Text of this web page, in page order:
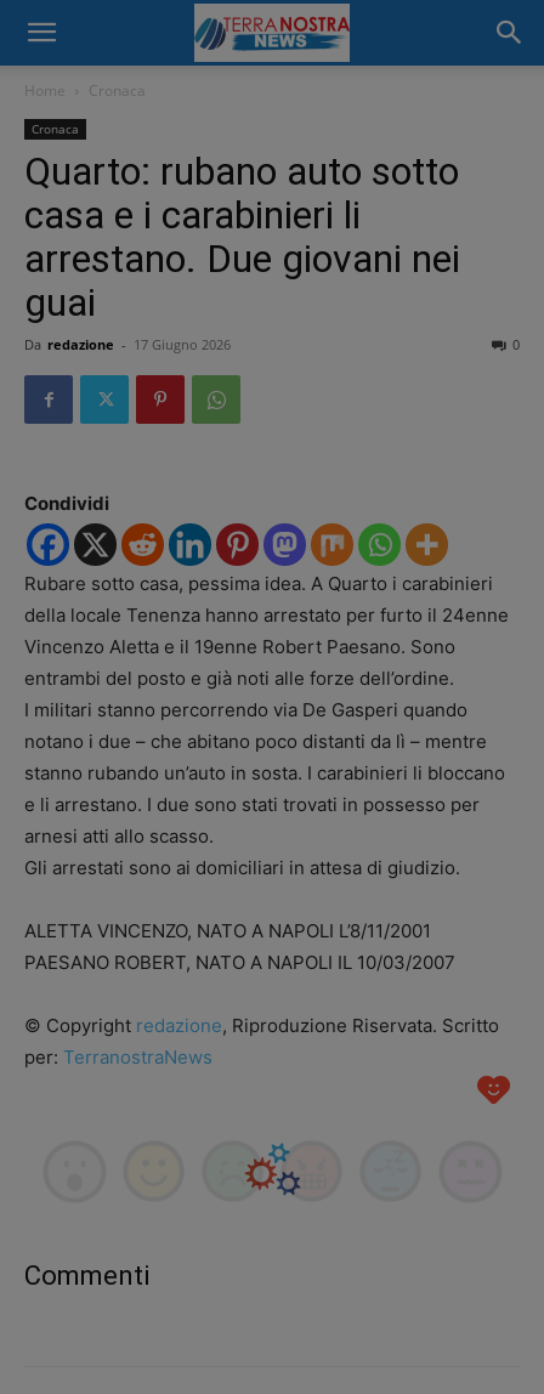
Home Cronaca
Cronaca
Quarto: rubano auto sotto
casa e i carabinieri li
arrestano. Due giovani nei
guai
Da redazione - 17 Giugno 2026 0
Condividi
Rubare sotto casa, pessima idea. A Quarto i carabinieri
della locale Tenenza hanno arrestato per furto il 24enne
Vincenzo Aletta e il 19enne Robert Paesano. Sono
entrambi del posto e già noti alle forze dell’ordine.
I militari stanno percorrendo via De Gasperi quando
notano i due – che abitano poco distanti da lì – mentre
stanno rubando un’auto in sosta. I carabinieri li bloccano
e li arrestano. I due sono stati trovati in possesso per
arnesi atti allo scasso.
Gli arrestati sono ai domiciliari in attesa di giudizio.
ALETTA VINCENZO, NATO A NAPOLI L’8/11/2001
PAESANO ROBERT, NATO A NAPOLI IL 10/03/2007
© Copyright redazione, Riproduzione Riservata. Scritto
per: TerranostraNews
Commenti